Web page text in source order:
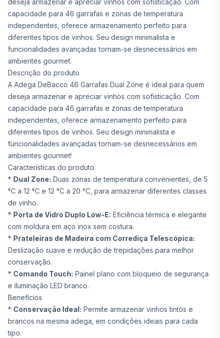
deseja armazenar e apreciar vinhos com sofisticação. Com
capacidade para 46 garrafas e zonas de temperatura
independentes, oferece armazenamento perfeito para
diferentes tipos de vinhos. Seu design minimalista e
funcionalidades avançadas tornam-se desnecessários em
ambientes gourmet.
Descrição do produto
A Adega DeBacco 46 Garrafas Dual Zone é ideal para quem
deseja armazenar e apreciar vinhos com sofisticação. Com
capacidade para 46 garrafas e zonas de temperatura
independentes, oferece armazenamento perfeito para
diferentes tipos de vinhos. Seu design minimalista e
funcionalidades avançadas tornam-se desnecessários em
ambientes gourmet!
Características do produto
* Dual Zone: Duas zonas de temperatura convenientes, de 5
°C a 12 °C e 12 °C a 20 °C, para armazenar diferentes classes
de vinho.
* Porta de Vidro Duplo Low-E: Eficiência térmica e elegante
com moldura em aço inox sem costura.
* Prateleiras de Madeira com Corrediça Telescópica:
Deslização suave e redução de trepidações para melhor
conservação.
* Comando Touch: Painel plano com bloqueio de segurança
e iluminação LED branco.
Benefícios
* Conservação Ideal: Permite armazenar vinhos tintos e
brancos na mesma adega, em condições ideais para cada
tipo.